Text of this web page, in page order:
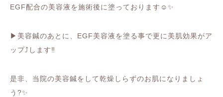
EGF配合の美容液を施術後に塗っております ☺️✨
▶︎ 美容鍼のあとに、 EGF美容液を塗る事で更に美肌効果がア
ップ⤴️ します‼️
是非、当院の美容鍼をして乾燥しらずのお肌になりましょ
う ?✨